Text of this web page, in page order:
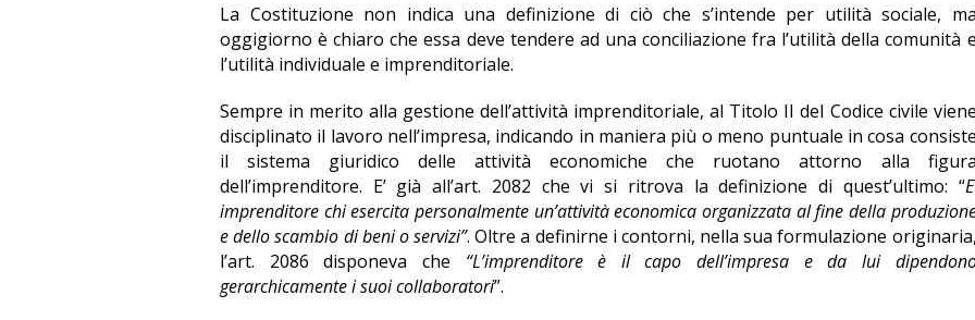
La Costituzione non indica una definizione di ciò che s’intende per utilità sociale, ma
oggigiorno è chiaro che essa deve tendere ad una conciliazione fra l’utilità della comunità e
l’utilità individuale e imprenditoriale.
Sempre in merito alla gestione dell’attività imprenditoriale, al Titolo II del Codice civile viene
disciplinato il lavoro nell’impresa, indicando in maniera più o meno puntuale in cosa consiste
il sistema giuridico delle attività economiche che ruotano attorno alla figura
dell’imprenditore. E’ già all’art. 2082 che vi si ritrova la definizione di quest’ultimo: “
imprenditore chi esercita personalmente un’attività economica organizzata al fine della
e dello scambio di beni o servizi”. Oltre a definirne i contorni, nella sua formulazione originaria,
l’art. 2086 disponeva che “L’imprenditore è il capo dell’impresa e da lui
gerarchicamente i suoi collaboratori”.